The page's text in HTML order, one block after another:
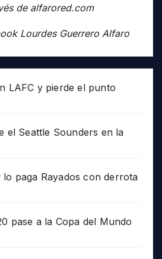
de alfarored.com
Lourdes Guerrero Alfaro
LAFC y pierde el punto
el Seattle Sounders en la
paga Rayados con derrota
pase a la Copa del Mundo